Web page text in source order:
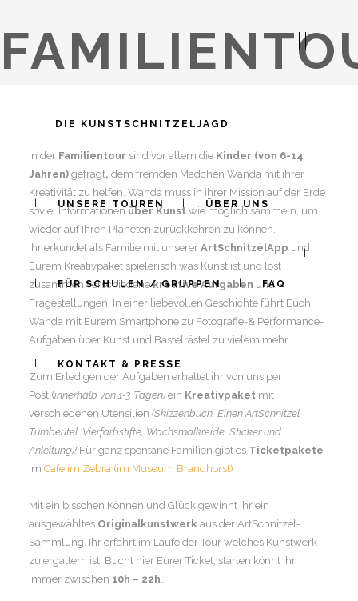
DIE KUNSTSCHNITZELJAGD
UNSERE TOUREN ÜBER UNS
FÜR SCHULEN / GRUPPEN FAQ
KONTAKT & PRESSE
In der Familientour sind vor allem die Kinder (von 6-14
Jahren)gefragt, dem fremden Mädchen Wanda mit ihrer
Kreativität zu helfen. Wanda muss in ihrer Mission auf der Erde
soviel Informationen über Kunstwie möglich sammeln, um
wieder auf Ihren Planeten zurückkehren zu können.
Ihr erkundet als Familie mit unserer ArtSchnitzelApp und
Eurem Kreativpaket spielerisch was Kunst ist und löst
zusammen verschiedenekreative Aufgaben und
Fragestellungen! In einer liebevollen Geschichte führt Euch
Wanda mit Eurem Smartphone zu Fotografie-& Performance-
Aufgaben über Kunst und Bastelrästel zu vielem mehr…
Zum Erledigen der Aufgaben erhaltet ihr von uns per
Post (innerhalb von 1-3 Tagen) ein Kreativpaketmit
verschiedenen Utensilien (Skizzenbuch, Einen ArtSchnitzel
Turnbeutel, Vierfarbstifte, Wachsmalkreide, Sticker und
Anleitung)!Für ganz spontane Familien gibt es Ticketpakete
im Cafe im Zebra (im Museum Brandhorst)
Mit ein bisschen Können und Glück gewinnt ihr ein
ausgewähltes Originalkunstwerk aus der ArtSchnitzel-
Sammlung. Ihr erfahrt im Laufe der Tour welches Kunstwerk
zu ergattern ist! Bucht hier Eurer Ticket, starten könnt Ihr
immer zwischen 10h – 22h